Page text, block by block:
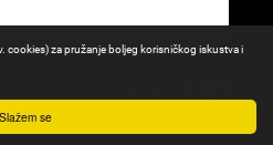
Slažem se
cookies) za pružanje boljeg korisničkog iskustva i